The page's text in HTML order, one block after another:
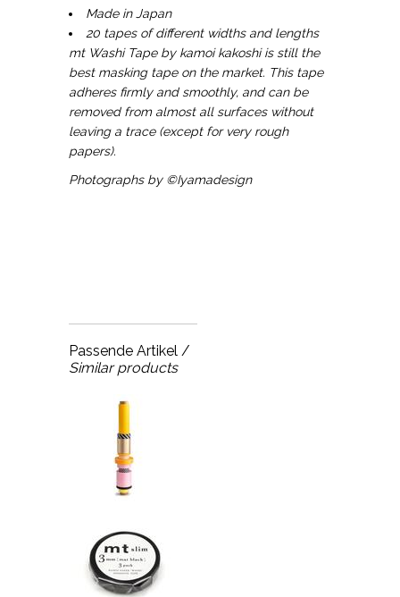
Made in Japan
20 tapes of different widths and lengths
mt Washi Tape by kamoi kakoshi is still the
best masking tape on the market. This tape
adheres firmly and smoothly, and can be
removed from almost all surfaces without
leaving a trace (except for very rough
papers).
Photographs by ©Iyamadesign
Passende Artikel /
Similar products